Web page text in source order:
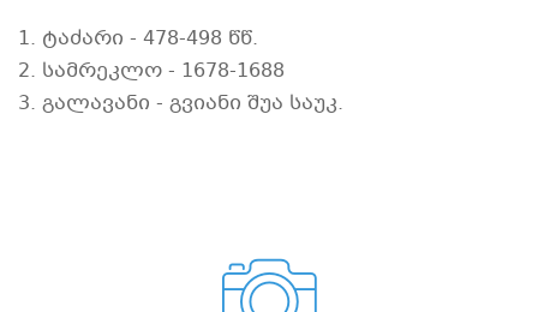
1. ტაძარი - 478-498 წწ.
2. სამრეკლო - 1678-1688
3. გალავანი - გვიანი შუა საუკ.